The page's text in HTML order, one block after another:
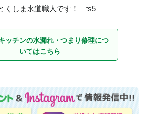
くしま水道職人です！ ts5
ッチンの水漏れ・つまり修理につ
いてはこちら